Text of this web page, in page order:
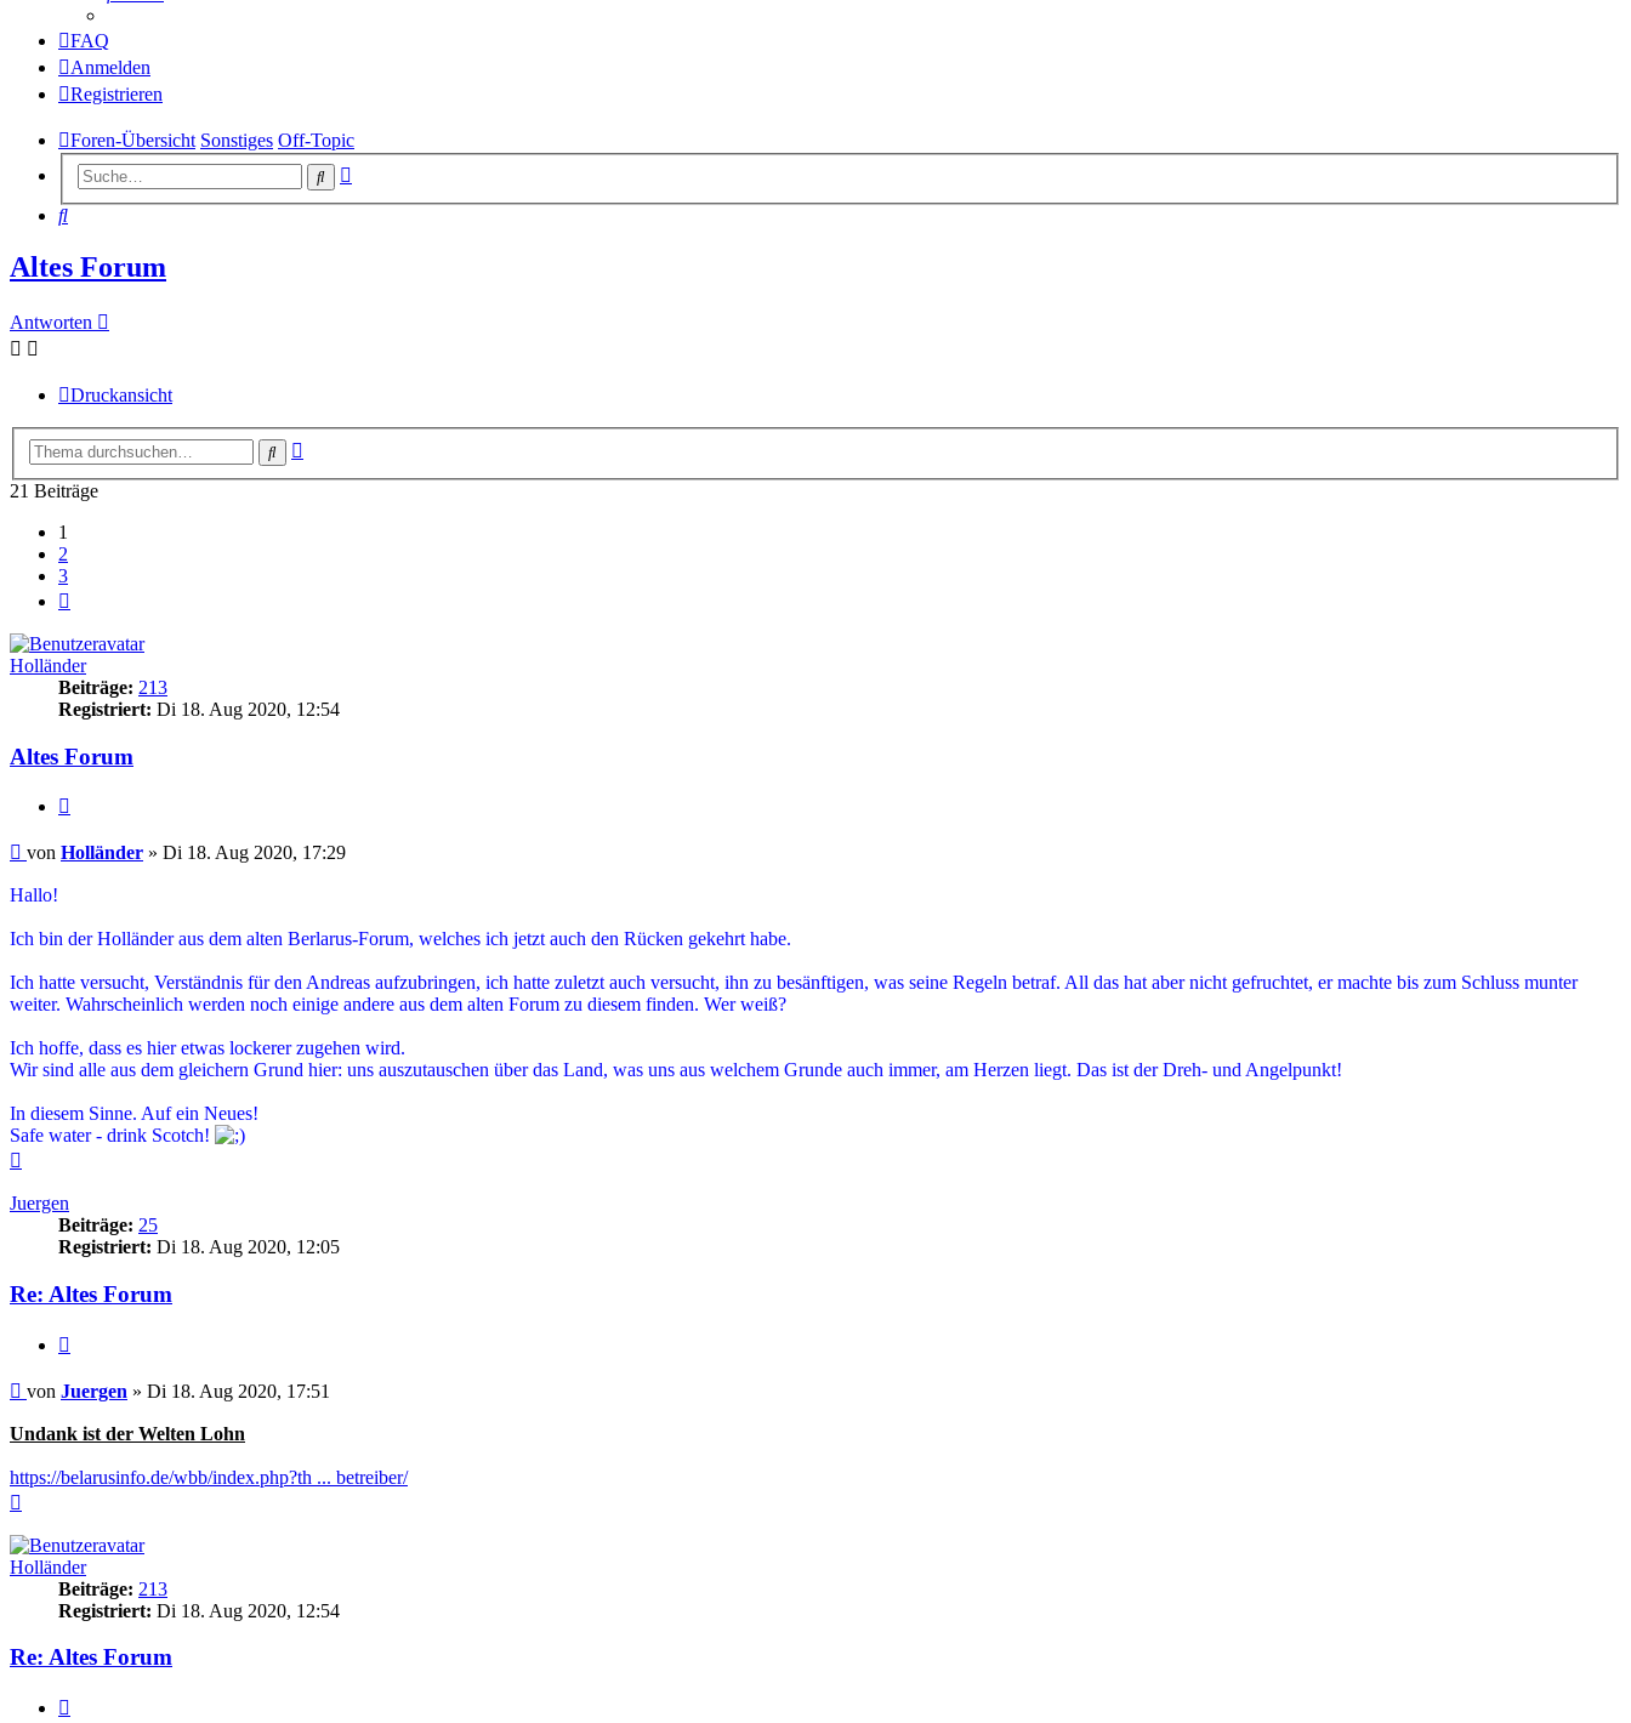
FAQ
Anmelden
Registrieren
Foren-Übersicht Sonstiges Off-Topic
Suche
Suche
Altes Forum
Antworten
Druckansicht
Suche
21 Beiträge
1
2
3
Holländer
Beiträge: 213
Registriert: Di 18. Aug 2020, 12:54
Altes Forum
Beitrag
von Holländer » Di 18. Aug 2020, 17:29
Hallo!
Ich bin der Holländer aus dem alten Berlarus-Forum, welches ich jetzt auch den Rücken gekehrt habe.
Ich hatte versucht, Verständnis für den Andreas aufzubringen, ich hatte zuletzt auch versucht, ihn zu besänftigen, was seine Regeln betraf. All das hat aber nicht gefruchtet, er machte bis zum Schluss munter
weiter. Wahrscheinlich werden noch einige andere aus dem alten Forum zu diesem finden. Wer weiß?
Ich hoffe, dass es hier etwas lockerer zugehen wird.
Wir sind alle aus dem gleichern Grund hier: uns auszutauschen über das Land, was uns aus welchem Grunde auch immer, am Herzen liegt. Das ist der Dreh- und Angelpunkt!
In diesem Sinne. Auf ein Neues!
Safe water - drink Scotch!
Juergen
Beiträge: 25
Registriert: Di 18. Aug 2020, 12:05
Re: Altes Forum
Beitrag
von Juergen » Di 18. Aug 2020, 17:51
Undank ist der Welten Lohn
https://belarusinfo.de/wbb/index.php?th ... betreiber/
Holländer
Beiträge: 213
Registriert: Di 18. Aug 2020, 12:54
Re: Altes Forum